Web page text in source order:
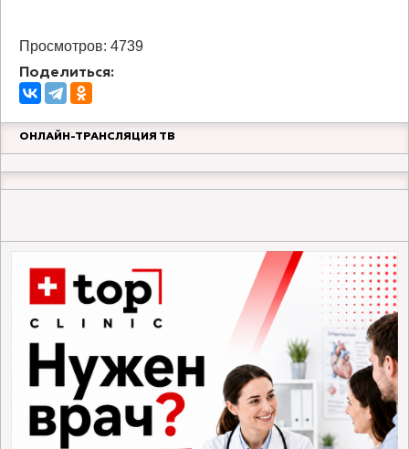
Просмотров: 4739
Поделиться:
ОНЛАЙН-ТРАНСЛЯЦИЯ ТВ